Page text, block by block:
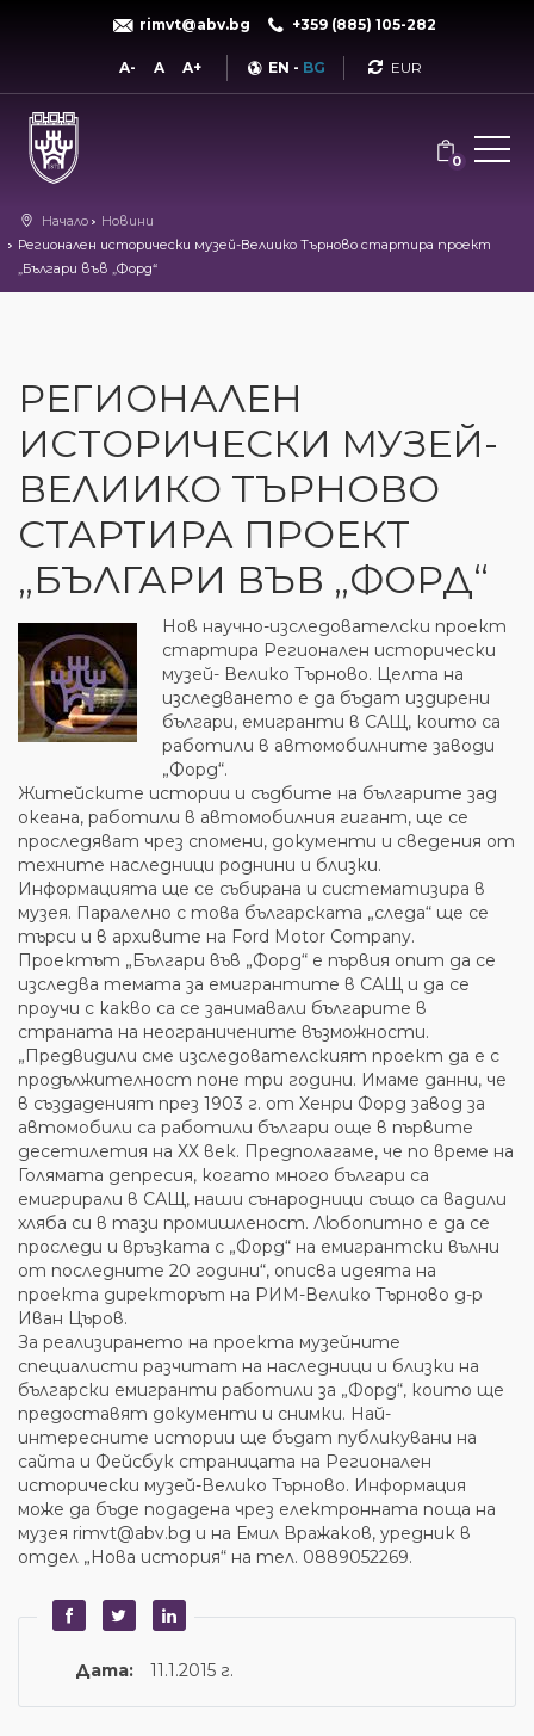
rimvt@abv.bg +359 (885) 105-282
A- A A+ EN - BG Currency
0
Начало
Новини
Регионален исторически музей-Велиико Търново стартира проект
„Българи във „Форд“
РЕГИОНАЛЕН
ИСТОРИЧЕСКИ МУЗЕЙ-
ВЕЛИИКО ТЪРНОВО
СТАРТИРА ПРОЕКТ
„БЪЛГАРИ ВЪВ „ФОРД“
Нов научно-изследователски проект
стартира Регионален исторически
музей- Велико Търново. Целта на
изследването е да бъдат издирени
българи, емигранти в САЩ, които са
работили в автомобилните заводи
„Форд“.
Житейските истории и съдбите на българите зад
океана, работили в автомобилния гигант, ще се
проследяват чрез спомени, документи и сведения от
техните наследници роднини и близки.
Информацията ще се събирана и систематизира в
музея. Паралелно с това българската „следа“ ще се
търси и в архивите на Ford Motor Company.
Проектът „Българи във „Форд“ е първия опит да се
изследва темата за емигрантите в САЩ и да се
проучи с какво са се занимавали българите в
страната на неограничените възможности.
„Предвидили сме изследователският проект да е с
продължителност поне три години. Имаме данни, че
в създаденият през 1903 г. от Хенри Форд завод за
автомобили са работили българи още в първите
десетилетия на ХХ век. Предполагаме, че по време на
Голямата депресия, когато много българи са
емигрирали в САЩ, наши сънародници също са вадили
хляба си в тази промишленост. Любопитно е да се
проследи и връзката с „Форд“ на емигрантски вълни
от последните 20 години“, описва идеята на
проекта директорът на РИМ-Велико Търново д-р
Иван Църов.
За реализирането на проекта музейните
специалисти разчитат на наследници и близки на
български емигранти работили за „Форд“, които ще
предоставят документи и снимки. Най-
интересните истории ще бъдат публикувани на
сайта и Фейсбук страницата на Регионален
исторически музей-Велико Търново. Информация
може да бъде подадена чрез електронната поща на
музея rimvt@abv.bg и на Емил Вражаков, уредник в
отдел „Нова история“ на тел. 0889052269.
Дата: 11.1.2015 г.